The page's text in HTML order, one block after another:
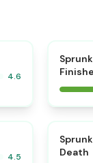
4.6
4.5
Death